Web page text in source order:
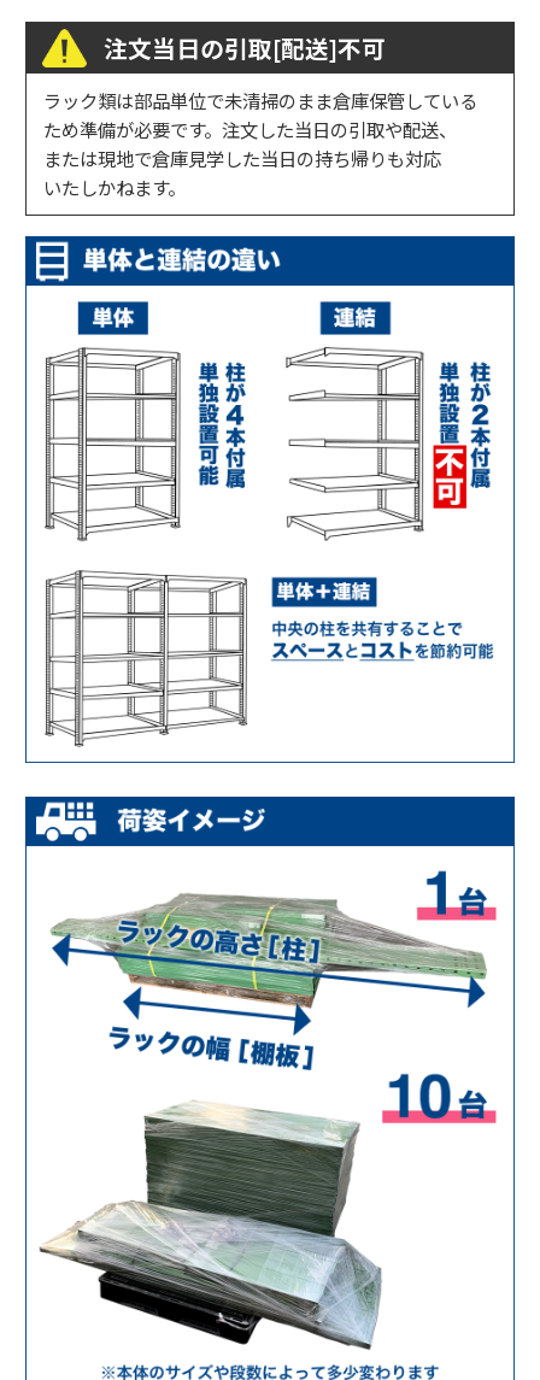
注文当日の引取[配送]不可
ラック類は部品単位で未清掃のまま倉庫保管している
ため準備が必要です。注文した当日の引取や配送、
または現地で倉庫見学した当日の持ち帰りも対応
いたしかねます。